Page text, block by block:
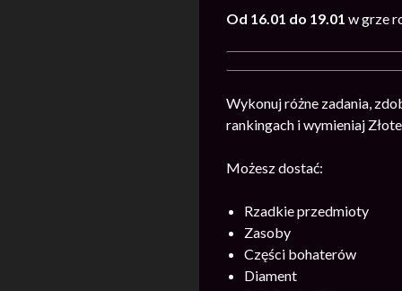
Od 16.01 do 19.01 w grze
Wykonuj różne zadania,
rankingach i wymieniaj
Możesz dostać:
Rzadkie przedmioty
Zasoby
Części bohaterów
Diament